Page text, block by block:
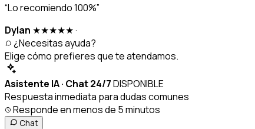
“Lo recomiendo 100%”
Dylan ★★★★★·
¿Necesitas ayuda?
Elige cómo prefieres que te atendamos.
Asistente IA · Chat 24/7DISPONIBLE
Respuesta inmediata para dudas comunes
Responde en menos de 5 minutos
Chat